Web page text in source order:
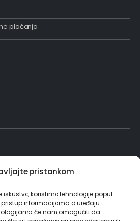
pristankom
iskustvo, koristimo tehnologije poput
informacijama o uređaju.
će nam omogućiti da
plaćanja